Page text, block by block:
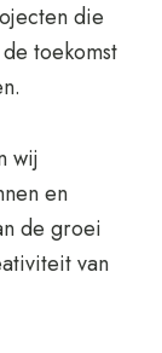
die
toekomst
wij
en
de groei
van